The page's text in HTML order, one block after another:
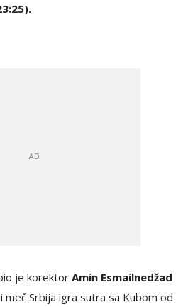
je korektor Amin Esmailnedžad
meč Srbija igra sutra sa Kubom od